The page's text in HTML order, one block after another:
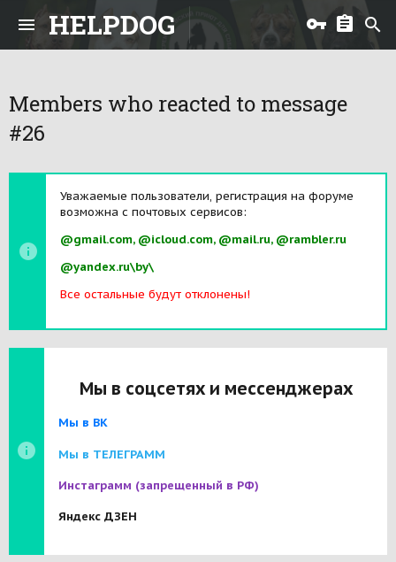
HELPDOG
Members who reacted to message
#26
Уважаемые пользователи, регистрация на форуме
возможна с почтовых сервисов:
@gmail.com, @icloud.com, @mail.ru, @rambler.ru
@yandex.ru\by\
Все остальные будут отклонены!
Мы в соцсетях и мессенджерах
Мы в ВК
Мы в ТЕЛЕГРАММ
Инстаграмм (запрещенный в РФ)
Яндекс ДЗЕН